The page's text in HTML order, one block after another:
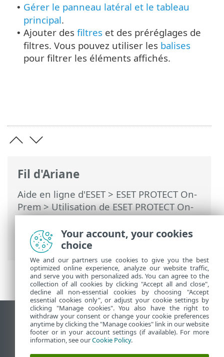
Fil d'Ariane
Aide en ligne d'ESET> ESET PROTECT On-
Prem>Utilisation de ESET PROTECT On-
Prem>ESET PROTECT On-Prem Menu
principal
>Plus >Certificats> Certificats
homologues
• Gérer le panneau latéral et le tableau
principal.
• Ajouter des filtres et des préréglages de
filtres. Vous pouvez utiliser les balises
pour filtrer les éléments affichés.
Afficher le site pour ordinateur de bureau
End of Life
Base de connaissances ESET
Your account, your cookies
choice
We and our partners use cookies to give you the best
optimized online experience, analyze our website traffic,
and serve you with personalized ads. You can agree to the
collection of all cookies by clicking "Accept all and close",
decline all non-essential cookies by choosing "Accept
essential cookies only", or adjust your cookie settings by
clicking "Manage cookies". You also have the right to
withdraw your consent or change your cookie preferences
anytime by clicking the "Manage cookies" link in our website
footer or in your account settings (if available). For more
information, see ourCookie Policy.